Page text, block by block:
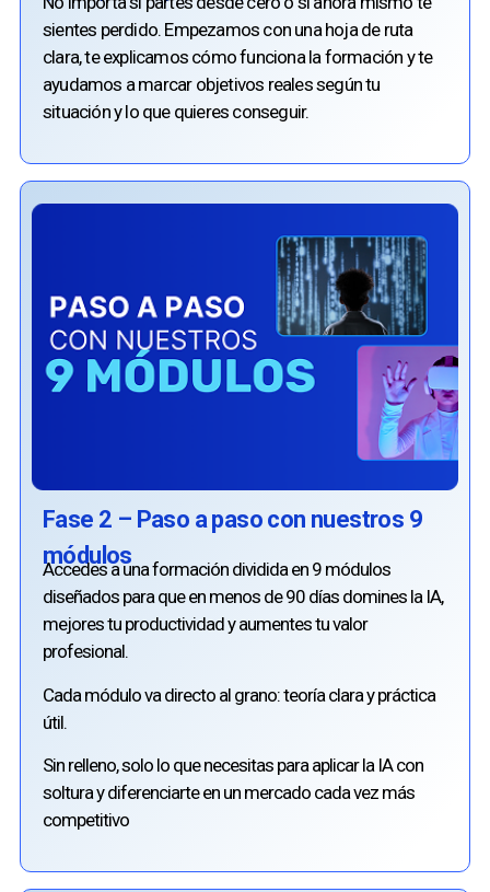
sientes perdido. Empezamos con una hoja de ruta
clara, te explicamos cómo funciona la formación y te
ayudamos a marcar objetivos reales según tu
situación y lo que quieres conseguir.
Fase 2 – Paso a paso con nuestros 9
módulos
Accedes a una formación dividida en 9 módulos
diseñados para que en menos de 90 días domines la IA,
mejores tu productividad y aumentes tu valor
profesional.
Cada módulo va directo al grano: teoría clara y práctica
útil.
Sin relleno, solo lo que necesitas para aplicar la IA con
soltura y diferenciarte en un mercado cada vez más
competitivo